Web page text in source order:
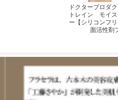
ドクタープロダ
トレイン モイ
ー【シリコンフ
面活性剤